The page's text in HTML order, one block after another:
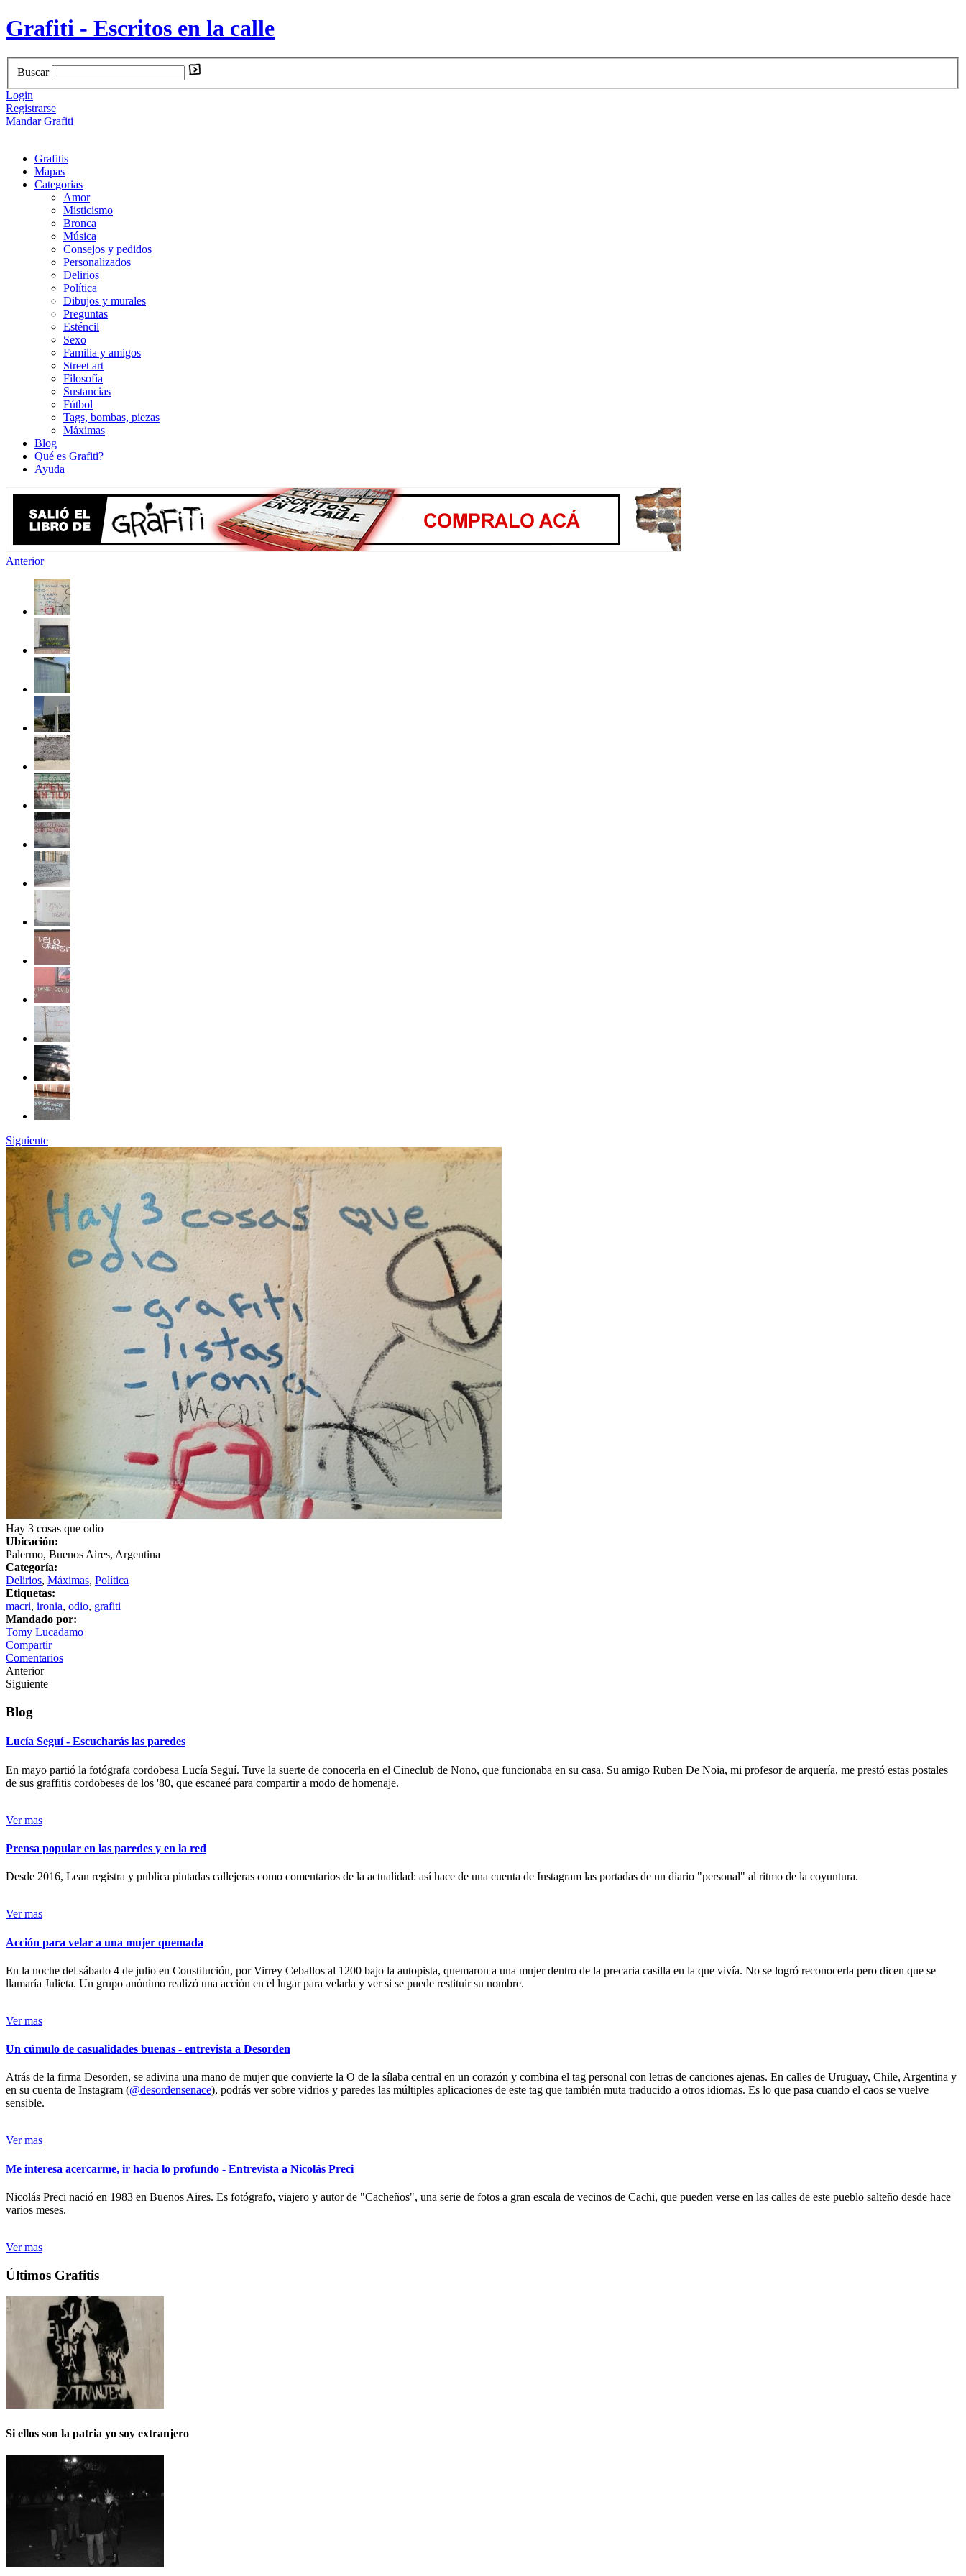
Grafiti - Escritos en la calle
Buscar
Login
Registrarse
Mandar Grafiti
Grafitis
Mapas
Categorias
Amor
Misticismo
Bronca
Música
Consejos y pedidos
Personalizados
Delirios
Política
Dibujos y murales
Preguntas
Esténcil
Sexo
Familia y amigos
Street art
Filosofía
Sustancias
Fútbol
Tags, bombas, piezas
Máximas
Blog
Qué es Grafiti?
Ayuda
Anterior
Siguiente
Hay 3 cosas que odio
Ubicación:
Palermo, Buenos Aires, Argentina
Categoría:
Delirios, Máximas, Política
Etiquetas:
macri, ironia, odio, grafiti
Mandado por:
Tomy Lucadamo
Compartir
Comentarios
Anterior
Siguiente
Blog
Lucía Seguí - Escucharás las paredes
En mayo partió la fotógrafa cordobesa Lucía Seguí. Tuve la suerte de conocerla en el Cineclub de Nono, que funcionaba en su casa. Su amigo Ruben De Noia, mi profesor de arquería, me prestó estas postales
de sus graffitis cordobeses de los '80, que escaneé para compartir a modo de homenaje.
Ver mas
Prensa popular en las paredes y en la red
Desde 2016, Lean registra y publica pintadas callejeras como comentarios de la actualidad: así hace de una cuenta de Instagram las portadas de un diario "personal" al ritmo de la coyuntura.
Ver mas
Acción para velar a una mujer quemada
En la noche del sábado 4 de julio en Constitución, por Virrey Ceballos al 1200 bajo la autopista, quemaron a una mujer dentro de la precaria casilla en la que vivía. No se logró reconocerla pero dicen que se
llamaría Julieta. Un grupo anónimo realizó una acción en el lugar para velarla y ver si se puede restituir su nombre.
Ver mas
Un cúmulo de casualidades buenas - entrevista a Desorden
Atrás de la firma Desorden, se adivina una mano de mujer que convierte la O de la sílaba central en un corazón y combina el tag personal con letras de canciones ajenas. En calles de Uruguay, Chile, Argentina y
en su cuenta de Instagram (@desordensenace), podrás ver sobre vidrios y paredes las múltiples aplicaciones de este tag que también muta traducido a otros idiomas. Es lo que pasa cuando el caos se vuelve
sensible.
Ver mas
Me interesa acercarme, ir hacia lo profundo - Entrevista a Nicolás Preci
Nicolás Preci nació en 1983 en Buenos Aires. Es fotógrafo, viajero y autor de "Cacheños", una serie de fotos a gran escala de vecinos de Cachi, que pueden verse en las calles de este pueblo salteño desde hace
varios meses.
Ver mas
Últimos Grafitis
Si ellos son la patria yo soy extranjero